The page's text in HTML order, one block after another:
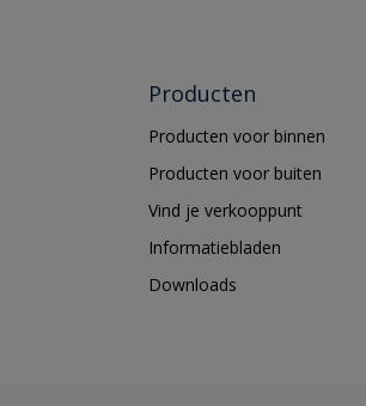
Producten
Producten voor binnen
Producten voor buiten
Vind je verkooppunt
Informatiebladen
Downloads